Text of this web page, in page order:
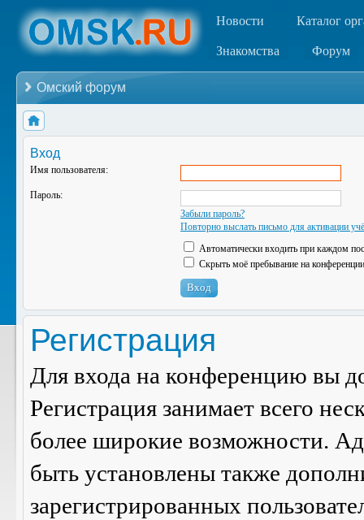
Новости Каталог
Знакомства Форум
Омский форум
Вход
Имя пользователя:
Пароль:
Забыли пароль?
Повторно выслать письмо для активации
Автоматически входить при каждом
Скрыть моё пребывание на
Регистрация
Для входа на конференцию вы
Регистрация занимает всего
более широкие возможности.
быть установлены также
зарегистрированных